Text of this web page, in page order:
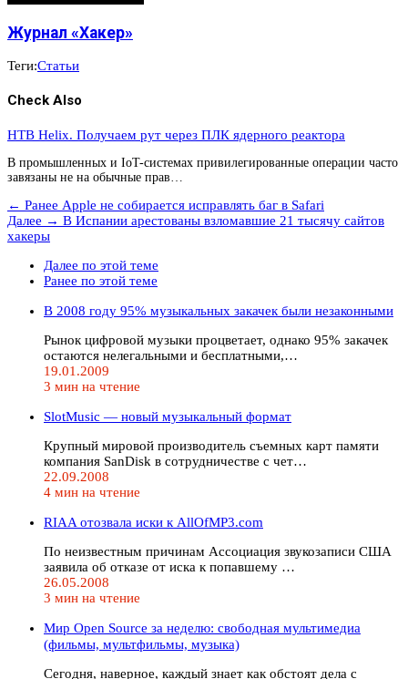
Журнал «Хакер»
Теги:Статьи
Check Also
HTB Helix. Получаем рут через ПЛК ядерного реактора
В промышленных и IoT-системах привилегированные операции часто
завязаны не на обычные прав…
← Ранее Apple не собирается исправлять баг в Safari
Далее → В Испании арестованы взломавшие 21 тысячу сайтов
хакеры
Далее по этой теме
Ранее по этой теме
В 2008 году 95% музыкальных закачек были незаконными
Рынок цифровой музыки процветает, однако 95% закачек
остаются нелегальными и бесплатными,…
19.01.2009
3 мин на чтение
SlotMusic — новый музыкальный формат
Крупный мировой производитель съемных карт памяти
компания SanDisk в сотрудничестве с чет…
22.09.2008
4 мин на чтение
RIAA отозвала иски к AllOfMP3.com
По неизвестным причинам Ассоциация звукозаписи США
заявила об отказе от иска к попавшему …
26.05.2008
3 мин на чтение
Мир Open Source за неделю: свободная мультимедиа
(фильмы, мультфильмы, музыка)
Сегодня, наверное, каждый знает как обстоят дела с